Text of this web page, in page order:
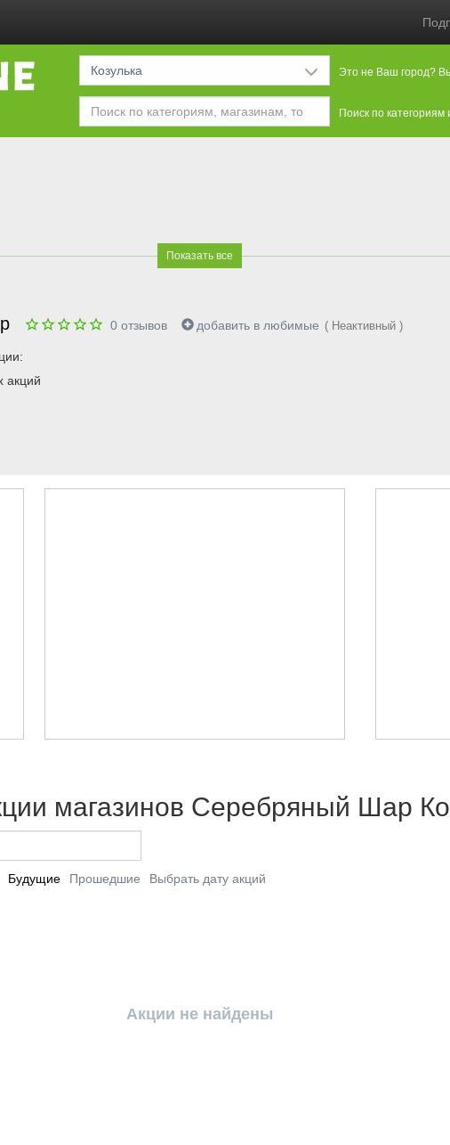
Козулька Это не Ваш город?
Поиск по категориям
Показать все
0отзывов добавить в любимые ( Неактивный )
акций
магазинов Серебряный Шар
Будущие Прошедшие Выбрать дату акций
Акции не найдены